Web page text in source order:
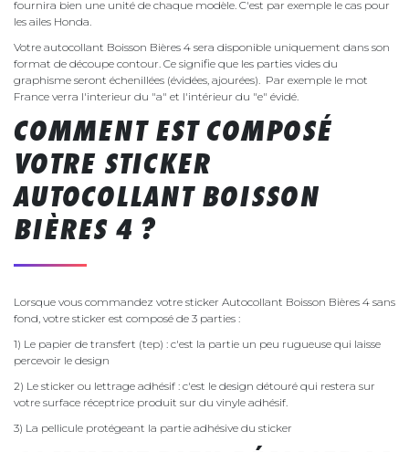
fournira bien une unité de chaque modèle. C'est par exemple le cas pour
les ailes Honda.
Votre autocollant Boisson Bières 4 sera disponible uniquement dans son
format de découpe contour. Ce signifie que les parties vides du
graphisme seront échenillées (évidées, ajourées). Par exemple le mot
France verra l'interieur du "a" et l'intérieur du "e" évidé.
COMMENT EST COMPOSÉ
VOTRE STICKER
AUTOCOLLANT BOISSON
BIÈRES 4 ?
Lorsque vous commandez votre sticker Autocollant Boisson Bières 4 sans
fond, votre sticker est composé de 3 parties :
1) Le papier de transfert (tep) : c'est la partie un peu rugueuse qui laisse
percevoir le design
2) Le sticker ou lettrage adhésif : c'est le design détouré qui restera sur
votre surface réceptrice produit sur du vinyle adhésif.
3) La pellicule protégeant la partie adhésive du sticker